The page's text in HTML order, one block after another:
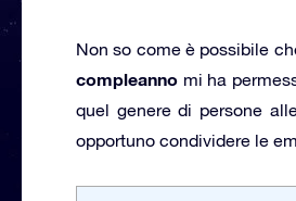
Non so come è possibile
compleanno mi ha
quel genere di persone
opportuno condividere le